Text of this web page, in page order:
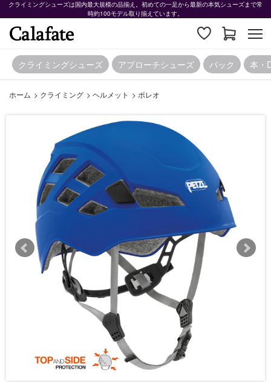
クライミングシューズは国内最大規模の品揃え。初めての一足から最新の本気シューズまで常
時約100モデル取り揃えています。
クライミングシューズ アプローチシューズ パック 本・
ホーム > クライミング > ヘルメット > ボレオ